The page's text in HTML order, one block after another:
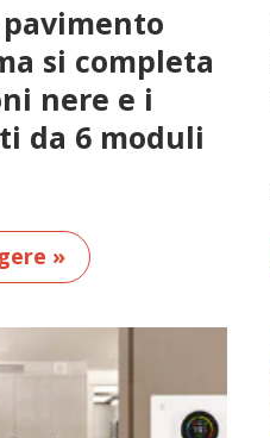
si completa
nere e i
da 6 moduli
»